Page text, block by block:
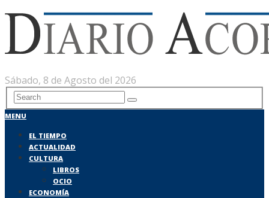
Sábado, 8 de Agosto del 2026
MENU
EL TIEMPO
ACTUALIDAD
CULTURA
LIBROS
OCIO
ECONOMÍA